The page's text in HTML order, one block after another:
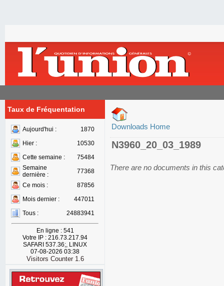
Taux de Fréquentation
Aujourd'hui :
1870
Hier :
10530
Cette semaine :
75484
Semaine
dernière :
77368
Ce mois :
87856
Mois dernier :
447011
Tous :
24883941
En ligne : 541
Votre IP : 216.73.217.94
SAFARI 537.36;, LINUX
07-08-2026 03:38
Visitors Counter 1.6
Downloads Home
N3960_20_03_1989
There are no documents in this